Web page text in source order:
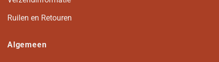
Ruilen en Retouren
Algemeen